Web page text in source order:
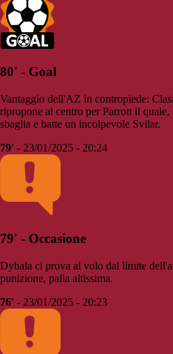
80' - Goal
Vantaggio dell'AZ in contropiede:
ripropone al centro per Parrott il
sbaglia e batte un incolpevole Svilar.
79' - 23/01/2025 - 20:24
79' - Occasione
Dybala ci prova al volo dal limite
punizione, palla altissima.
76' - 23/01/2025 - 20:23